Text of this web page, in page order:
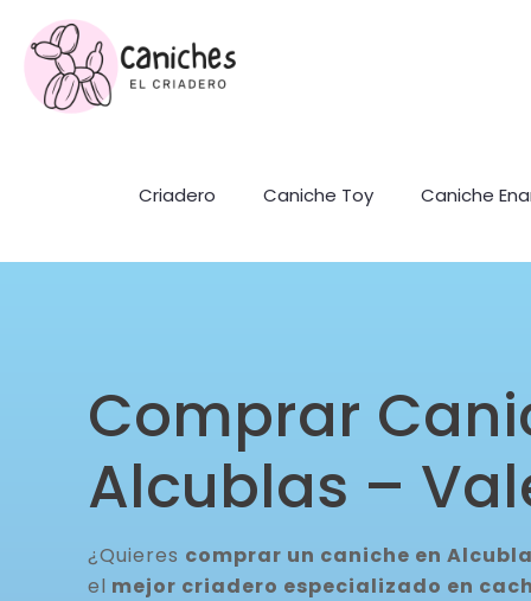
Criadero Caniche Toy Caniche
Comprar
Alcublas –
¿Quieres comprar un caniche en
el mejor criadero especializado en